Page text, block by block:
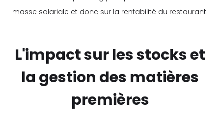
masse salariale et donc sur la rentabilité du restaurant.
L'impact sur les stocks et
la gestion des matières
premières